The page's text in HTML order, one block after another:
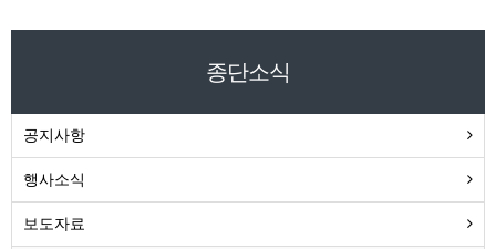
종단소식
공지사항
행사소식
보도자료